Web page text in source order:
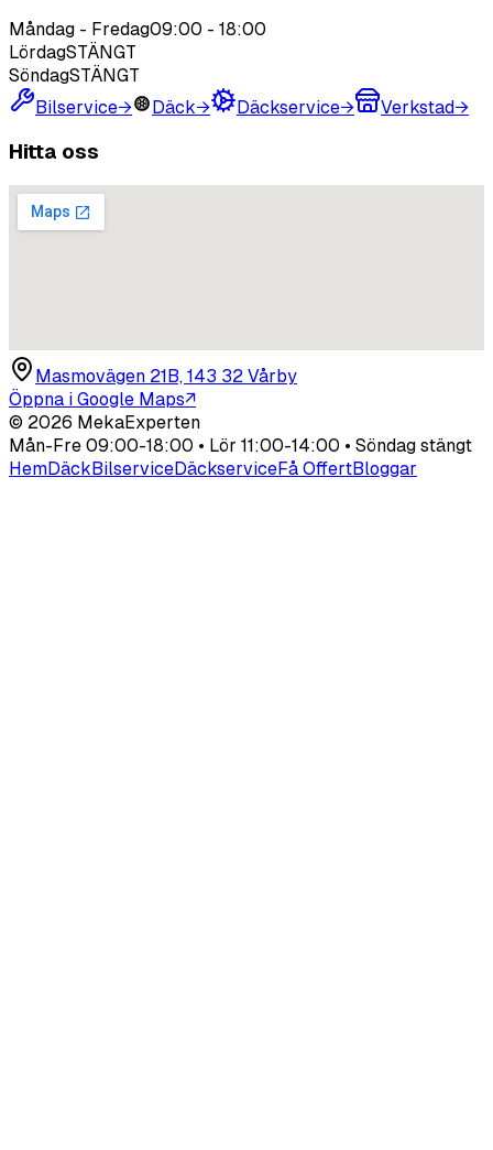
Måndag - Fredag09:00 - 18:00
LördagSTÄNGT
SöndagSTÄNGT
Bilservice→ Däck→ Däckservice→ Verkstad→
Hitta oss
Masmovägen 21B, 143 32 Vårby
Öppna i Google Maps↗
© 2026 MekaExperten
Mån-Fre 09:00-18:00 • Lör 11:00-14:00 • Söndag stängt
HemDäckBilserviceDäckserviceFå OffertBloggar